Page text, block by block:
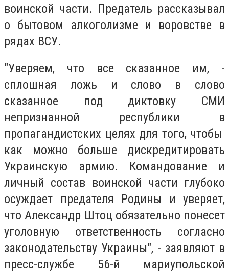
воинской части. Предатель рассказывал
о бытовом алкоголизме и воровстве в
рядах ВСУ.
"Уверяем, что все сказанное им, -
сплошная ложь и слово в слово
сказанное под диктовку СМИ
непризнанной республики в
пропагандистских целях для того, чтобы
как можно больше дискредитировать
Украинскую армию. Командование и
личный состав воинской части глубоко
осуждает предателя Родины и уверяет,
что Александр Штоц обязательно понесет
уголовную ответственность согласно
законодательству Украины", - заявляют в
пресс-службе 56-й мариупольской